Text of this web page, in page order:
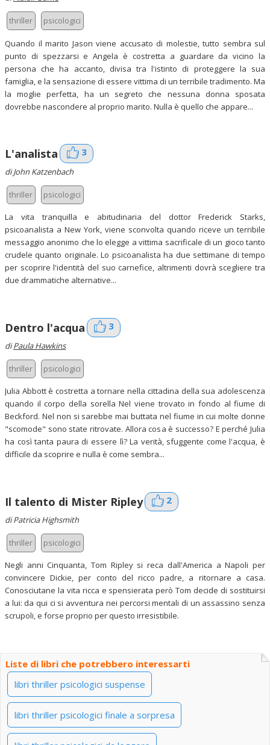
thriller psicologici
Quando il marito Jason viene accusato di molestie, tutto sembra sul
punto di spezzarsi e Angela è costretta a guardare da vicino la
persona che ha accanto, divisa tra l'istinto di proteggere la sua
famiglia, e la sensazione di essere vittima di un terribile tradimento. Ma
la moglie perfetta, ha un segreto che nessuna donna sposata
dovrebbe nascondere al proprio marito. Nulla è quello che appare...
L'analista 3
di John Katzenbach
thriller psicologici
La vita tranquilla e abitudinaria del dottor Frederick Starks,
psicoanalista a New York, viene sconvolta quando riceve un terribile
messaggio anonimo che lo elegge a vittima sacrificale di un gioco tanto
crudele quanto originale. Lo psicoanalista ha due settimane di tempo
per scoprire l'identità del suo carnefice, altrimenti dovrà scegliere tra
due drammatiche alternative...
Dentro l'acqua 3
diPaula Hawkins
thriller psicologici
Julia Abbott è costretta a tornare nella cittadina della sua adolescenza
quando il corpo della sorella Nel viene trovato in fondo al fiume di
Beckford. Nel non si sarebbe mai buttata nel fiume in cui molte donne
"scomode" sono state ritrovate. Allora cosa è successo? E perché Julia
ha così tanta paura di essere lì? La verità, sfuggente come l'acqua, è
difficile da scoprire e nulla è come sembra...
Il talento di Mister Ripley 2
di Patricia Highsmith
thriller psicologici
Negli anni Cinquanta, Tom Ripley si reca dall'America a Napoli per
convincere Dickie, per conto del ricco padre, a ritornare a casa.
Conosciutane la vita ricca e spensierata però Tom decide di sostituirsi
a lui: da qui ci si avventura nei percorsi mentali di un assassino senza
scrupoli, e forse proprio per questo irresistibile.
Liste di libri che potrebbero interessarti
libri thriller psicologici suspense
libri thriller psicologici finale a sorpresa